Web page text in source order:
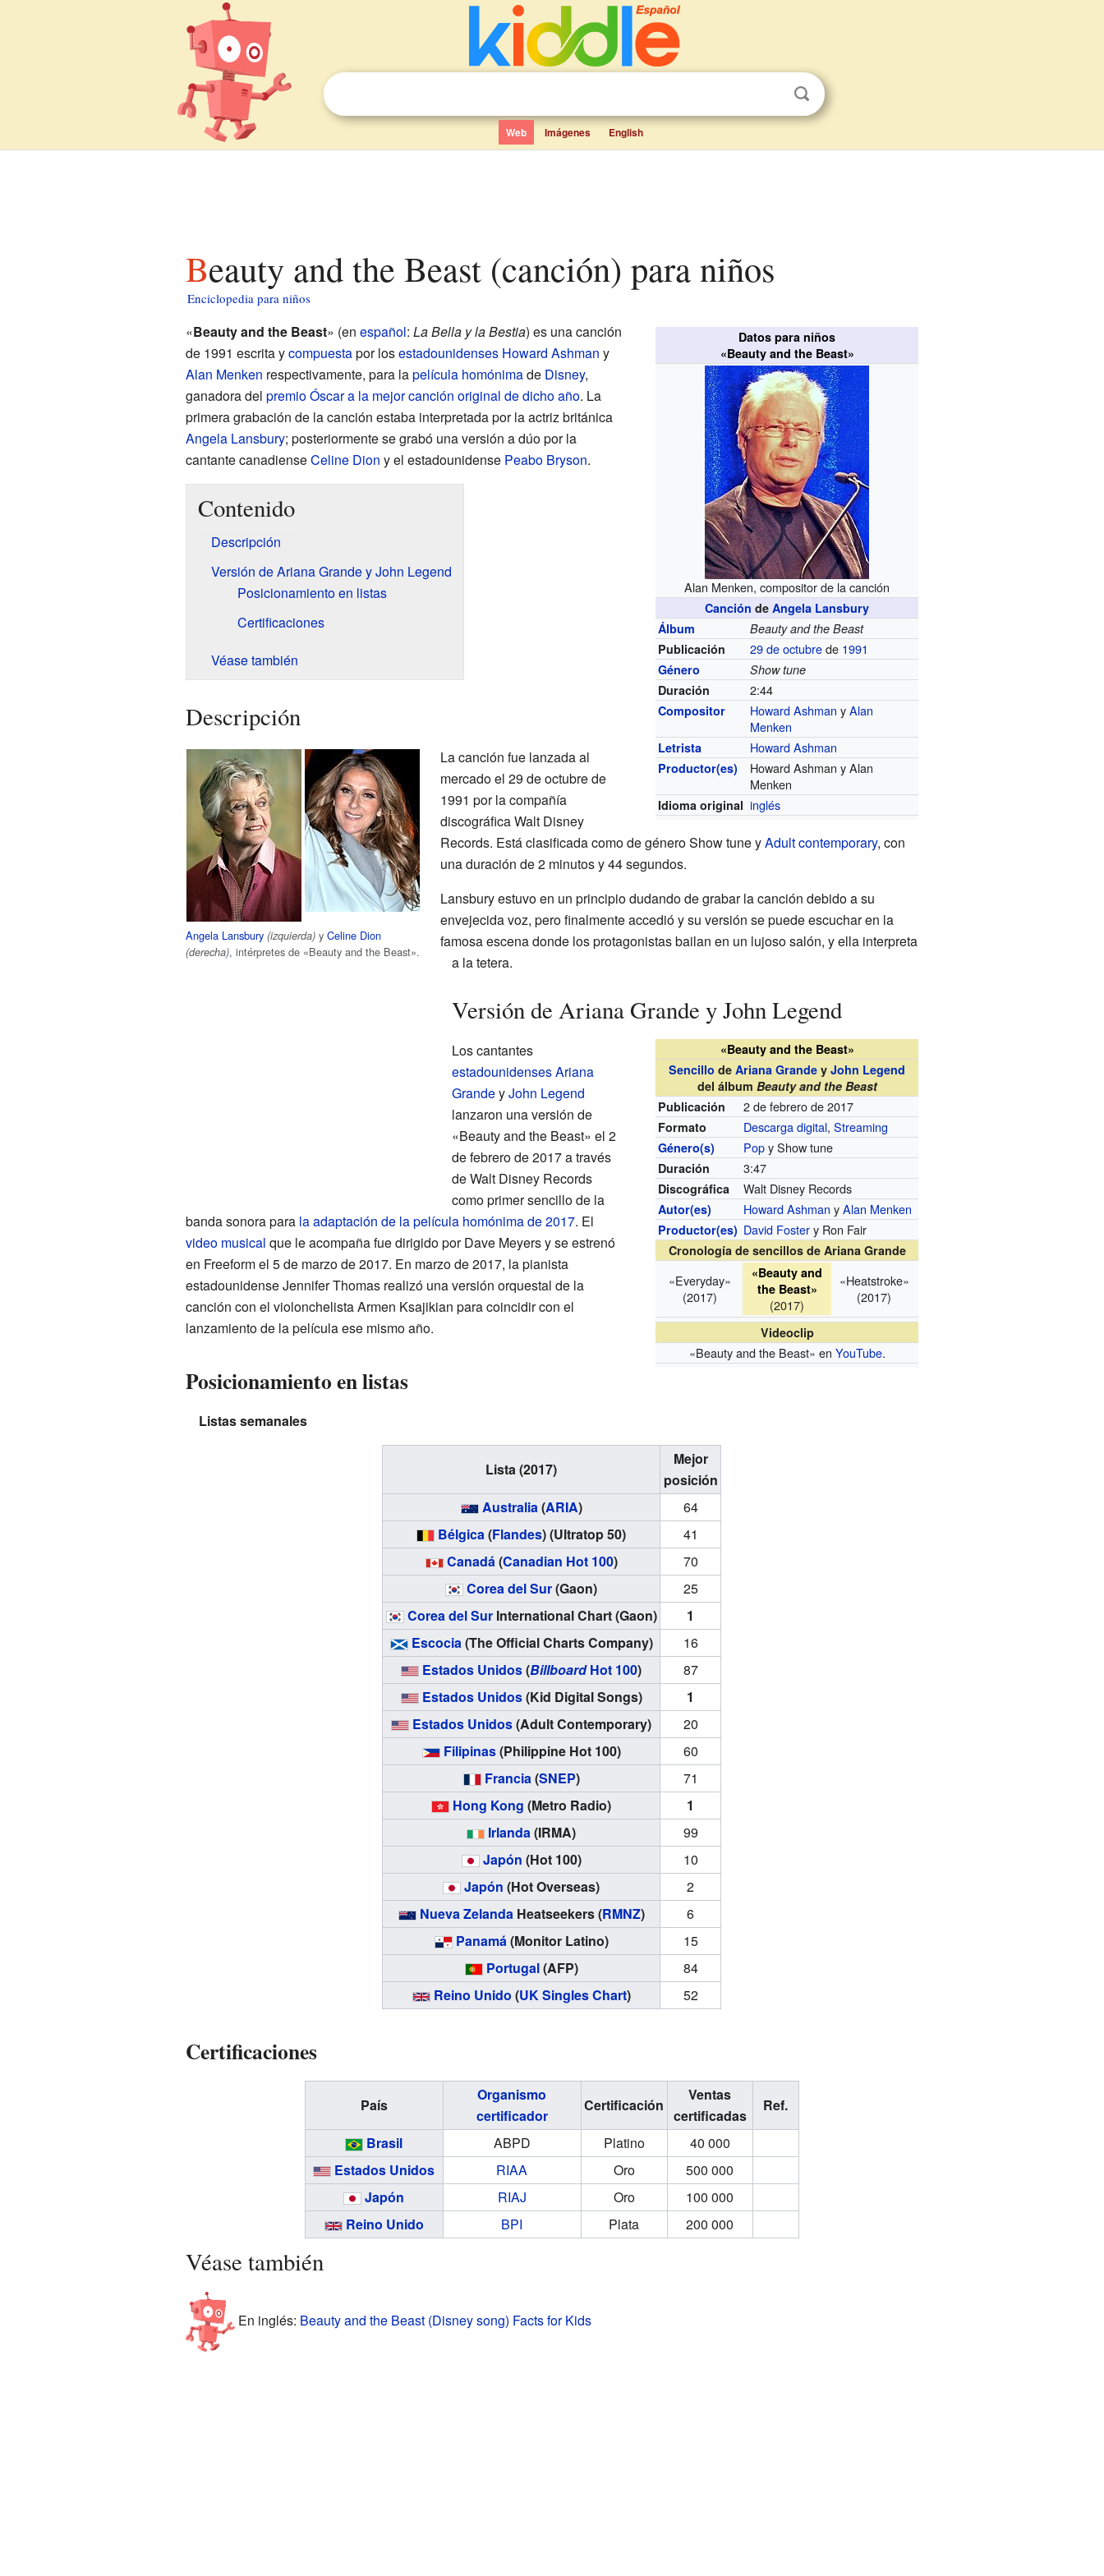
Web Imágenes English
Beauty and the Beast (canción) para niños
Enciclopedia para niños
Datos para niños
«Beauty and the Beast»
Alan Menken, compositor de la canción
Canción deAngela Lansbury
Álbum
Beauty and the Beast
Publicación
29 de octubrede 1991
Género
Show tune
Duración
2:44
Compositor Howard Ashman yAlan
Menken
Letrista Howard Ashman
Productor(es)
Howard Ashman y Alan
Menken
Idioma original inglés
«Beauty and the Beast» (en español: La Bella y la Bestia) es una canción
de 1991 escrita ycompuestapor losestadounidenses Howard Ashman y
Alan Menken respectivamente, para lapelícula homónimade Disney,
ganadora del premio Óscar a la mejor canción original de dicho año. La
primera grabación de la canción estaba interpretada por la actriz británica
Angela Lansbury; posteriormente se grabó una versión a dúo por la
cantante canadienseCeline Dion y el estadounidense Peabo Bryson.
Contenido
Descripción
Versión de Ariana Grande y John Legend
Posicionamiento en listas
Certificaciones
Véase también
Descripción
Angela Lansbury (izquierda)y Celine Dion
(derecha), intérpretes de «Beauty and the Beast».
La canción fue lanzada al
mercado el 29 de octubre de
1991 por la compañía
discográfica Walt Disney
Records. Está clasificada como de género Show tune yAdult contemporary, con
una duración de 2 minutos y 44 segundos.
Lansbury estuvo en un principio dudando de grabar la canción debido a su
envejecida voz, pero finalmente accedió y su versión se puede escuchar en la
famosa escena donde los protagonistas bailan en un lujoso salón, y ella interpreta
a la tetera.
Versión de Ariana Grande y John Legend
«Beauty and the Beast»
Sencillo deAriana Grande yJohn Legend
del álbum Beauty and the Beast
Publicación
2 de febrero de 2017
Formato Descarga digital,Streaming
Género(s) Popy Show tune
Duración 3:47
Discográfica Walt Disney Records
Autor(es) Howard Ashman yAlan Menken
Productor(es) David Fostery Ron Fair
Cronología de sencillos de Ariana Grande
«Everyday»
(2017)
«Beauty and
the Beast»
(2017)
«Heatstroke»
(2017)
Videoclip
«Beauty and the Beast» en YouTube.
Los cantantes
estadounidensesAriana
GrandeyJohn Legend
lanzaron una versión de
«Beauty and the Beast» el 2
de febrero de 2017 a través
de Walt Disney Records
como primer sencillo de la
banda sonora para la adaptación de la película homónima de 2017. El
video musical que le acompaña fue dirigido por Dave Meyers y se estrenó
en Freeform el 5 de marzo de 2017. En marzo de 2017, la pianista
estadounidense Jennifer Thomas realizó una versión orquestal de la
canción con el violonchelista Armen Ksajikian para coincidir con el
lanzamiento de la película ese mismo año.
Posicionamiento en listas
Listas semanales
Lista (2017)
Mejor
posición
Australia(ARIA)
64
Bélgica(Flandes) (Ultratop 50)
41
Canadá(Canadian Hot 100)
70
Corea del Sur(Gaon)
25
Corea del SurInternational Chart (Gaon)
1
Escocia(The Official Charts Company)
16
Estados Unidos(BillboardHot 100)
87
Estados Unidos(Kid Digital Songs)
1
Estados Unidos(Adult Contemporary)
20
Filipinas(Philippine Hot 100)
60
Francia(SNEP)
71
Hong Kong (Metro Radio)
1
Irlanda(IRMA)
99
Japón (Hot 100)
10
Japón (Hot Overseas)
2
Nueva ZelandaHeatseekers (RMNZ)
6
Panamá(Monitor Latino)
15
Portugal(AFP)
84
Reino Unido (UK Singles Chart) 52
Certificaciones
País
Organismo
certificador
Certificación
Ventas
certificadas
Ref.
Brasil
ABPD Platino
40 000
Estados Unidos
RIAA Oro
500 000
Japón
RIAJ Oro
100 000
Reino Unido
BPI Plata 200 000
Véase también
En inglés: Beauty and the Beast (Disney song) Facts for Kids